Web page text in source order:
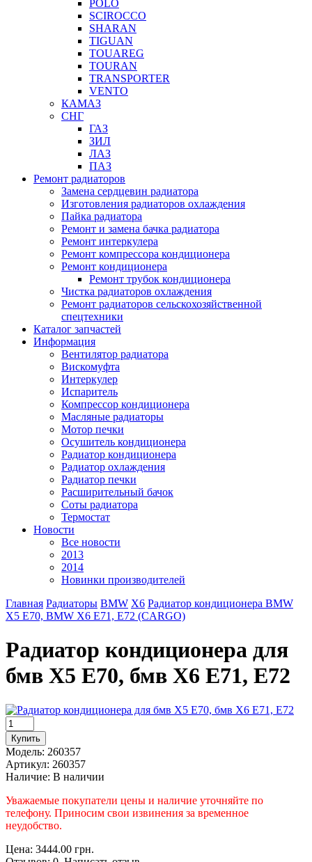
POLO
SCIROCCO
SHARAN
TIGUAN
TOUAREG
TOURAN
TRANSPORTER
VENTO
КАМАЗ
СНГ
ГАЗ
ЗИЛ
ЛАЗ
ПАЗ
Ремонт радиаторов
Замена сердцевин радиатора
Изготовления радиаторов охлаждения
Пайка радиатора
Ремонт и замена бачка радиатора
Ремонт интеркулера
Ремонт компрессора кондиционера
Ремонт кондиционера
Ремонт трубок кондиционера
Чистка радиаторов охлаждения
Ремонт радиаторов сельскохозяйственной
спецтехники
Каталог запчастей
Информация
Вентилятор радиатора
Вискомуфта
Интеркулер
Испаритель
Компрессор кондиционера
Масляные радиаторы
Мотор печки
Осушитель кондиционера
Радиатор кондиционера
Радиатор охлаждения
Радиатор печки
Расширительный бачок
Соты радиатора
Термостат
Новости
Все новости
2013
2014
Новинки производителей
Главная Радиаторы BMW X6 Радиатор кондиционера BMW
X5 E70, BMW X6 E71, E72 (CARGO)
Радиатор кондиционера для
бмв X5 E70, бмв X6 E71, E72
Модель: 260357
Артикул: 260357
Наличие: В наличии
Уважаемые покупатели цены и наличие уточняйте по
телефону. Приносим свои извинения за временное
неудобство.
Цена: 3444.00 грн.